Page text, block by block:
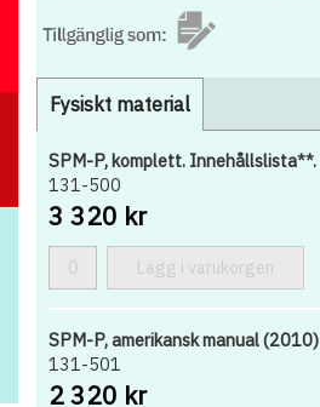
Fysiskt material
SPM-P, komplett. Innehållslista**.
131-500
3 320 kr
Lägg i varukorgen
SPM-P, amerikansk manual (2010)
131-501
2 320 kr